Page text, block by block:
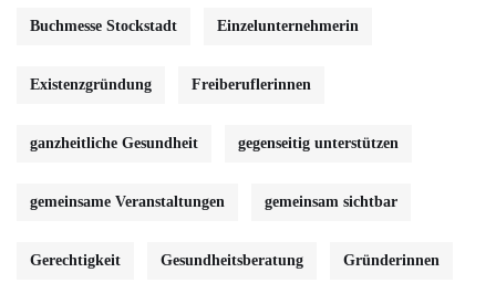
Buchmesse Stockstadt Einzelunternehmerin
Existenzgründung Freiberuflerinnen
ganzheitliche Gesundheit gegenseitig unterstützen
gemeinsame Veranstaltungen gemeinsam sichtbar
Gerechtigkeit Gesundheitsberatung Gründerinnen